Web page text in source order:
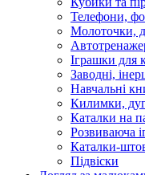
Телефони,
Молоточки,
Іграшки для
Заводні,
Навчальні
Килимки,
Каталки на
Розвиваюча
Каталки-
Підвіски